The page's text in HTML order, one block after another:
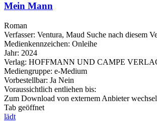
Mein Mann
Roman
Verfasser: Ventura, Maud Suche nach diesem
Medienkennzeichen: Onleihe
Jahr: 2024
Verlag: HOFFMANN UND CAMPE
Mediengruppe: e-Medium
Vorbestellbar: Ja Nein
Voraussichtlich entliehen bis:
Zum Download von externem Anbieter
Tab geöffnet
lädt